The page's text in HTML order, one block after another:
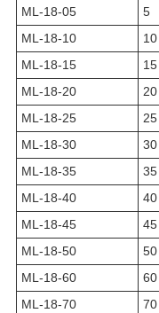
ML-18-05
5
ML-18-10
10
ML-18-15
15
ML-18-20
20
ML-18-25
25
ML-18-30
30
ML-18-35
35
ML-18-40
40
ML-18-45
45
ML-18-50
50
ML-18-60
60
ML-18-70
70